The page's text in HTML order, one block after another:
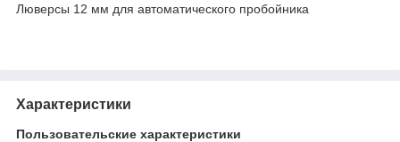
Люверсы 12 мм для автоматического пробойника
Характеристики
Пользовательские характеристики